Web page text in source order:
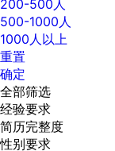
200-500人
500-1000人
1000人以上
重置
确定
全部筛选
经验要求
简历完整度
性别要求